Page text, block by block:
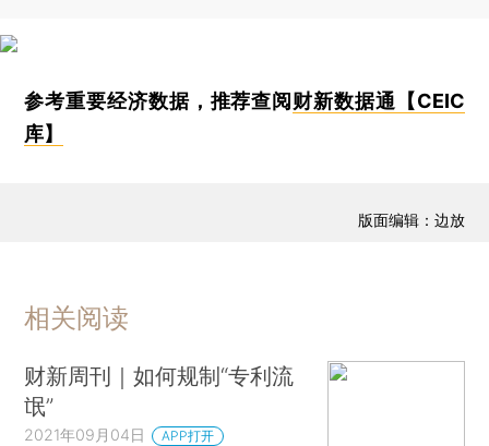
参考重要经济数据，推荐查阅财新数据通【CEIC
库】
版面编辑：边放
相关阅读
财新周刊｜如何规制“专利流
氓”
2021年09月04日 APP打开